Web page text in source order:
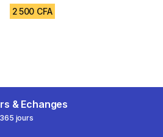
2 500 CFA
& Echanges
jours